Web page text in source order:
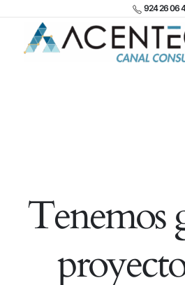
924 26 06
Tenemos